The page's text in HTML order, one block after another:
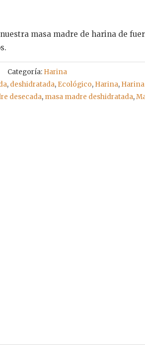
masa madre de harina de
Categoría: Harina
, deshidratada, Ecológico, Harina,
desecada, masa madre deshidratada,